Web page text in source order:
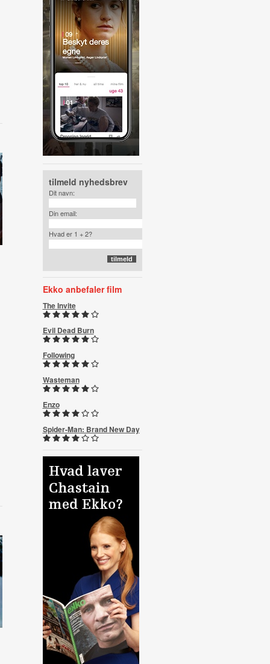
tilmeld nyhedsbrev
Dit navn:
Din email:
Hvad er 1 + 2?
Ekko anbefaler film
The Invite
Evil Dead Burn
Following
Wasteman
Enzo
Spider-Man: Brand New Day